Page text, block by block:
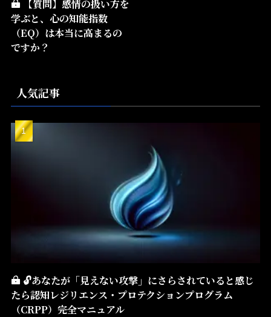
【質問】感情の扱い方を
学ぶと、心の知能指数
（EQ）は本当に高まるの
ですか？
人気記事
🔓あなたが「見えない攻撃」にさらされていると感じ
たら――認知レジリエンス・プロテクションプログラム
（CRPP）――完全マニュアル